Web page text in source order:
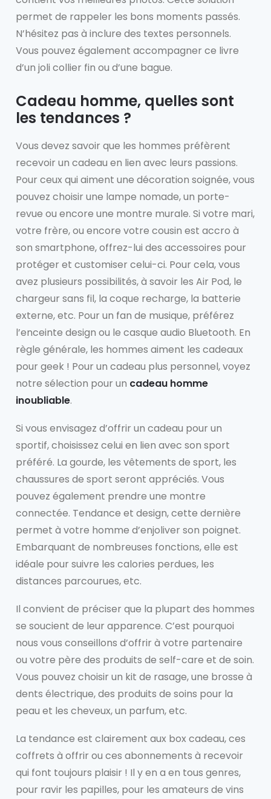
permet de rappeler les bons moments passés.
N’hésitez pas à inclure des textes personnels.
Vous pouvez également accompagner ce livre
d’un joli collier fin ou d’une bague.
Cadeau homme, quelles sont
les tendances ?
Vous devez savoir que les hommes préfèrent
recevoir un cadeau en lien avec leurs passions.
Pour ceux qui aiment une décoration soignée, vous
pouvez choisir une lampe nomade, un porte-
revue ou encore une montre murale. Si votre mari,
votre frère, ou encore votre cousin est accro à
son smartphone, offrez-lui des accessoires pour
protéger et customiser celui-ci. Pour cela, vous
avez plusieurs possibilités, à savoir les Air Pod, le
chargeur sans fil, la coque recharge, la batterie
externe, etc. Pour un fan de musique, préférez
l’enceinte design ou le casque audio Bluetooth. En
règle générale, les hommes aiment les cadeaux
pour geek ! Pour un cadeau plus personnel, voyez
notre sélection pour un cadeau homme
inoubliable.
Si vous envisagez d’offrir un cadeau pour un
sportif, choisissez celui en lien avec son sport
préféré. La gourde, les vêtements de sport, les
chaussures de sport seront appréciés. Vous
pouvez également prendre une montre
connectée. Tendance et design, cette dernière
permet à votre homme d’enjoliver son poignet.
Embarquant de nombreuses fonctions, elle est
idéale pour suivre les calories perdues, les
distances parcourues, etc.
Il convient de préciser que la plupart des hommes
se soucient de leur apparence. C’est pourquoi
nous vous conseillons d’offrir à votre partenaire
ou votre père des produits de self-care et de soin.
Vous pouvez choisir un kit de rasage, une brosse à
dents électrique, des produits de soins pour la
peau et les cheveux, un parfum, etc.
La tendance est clairement aux box cadeau, ces
coffrets à offrir ou ces abonnements à recevoir
qui font toujours plaisir ! Il y en a en tous genres,
pour ravir les papilles, pour les amateurs de vins